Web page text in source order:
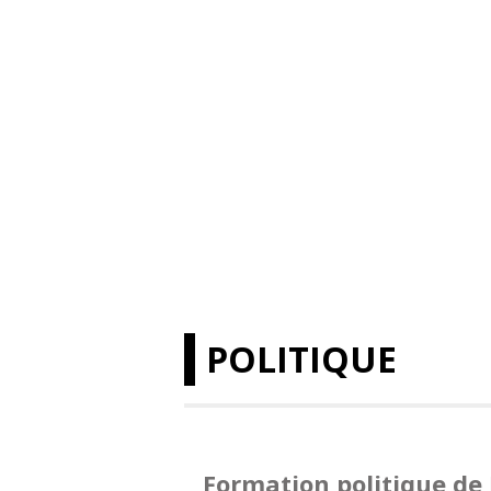
POLITIQUE
Formation politique de